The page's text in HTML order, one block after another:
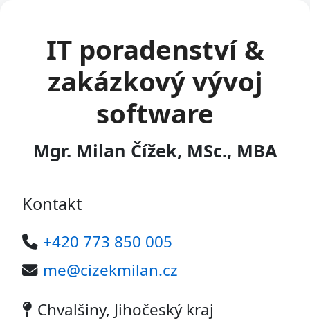
IT poradenství &
zakázkový vývoj
software
Mgr. Milan Čížek, MSc., MBA
Kontakt
+420 773 850 005
me@cizekmilan.cz
Chvalšiny, Jihočeský kraj